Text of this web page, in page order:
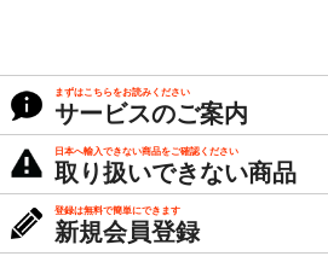
まずはこちらをお読みください
サービスのご案内
日本へ輸入できない商品をご確認ください
取り扱いできない商品
登録は無料で簡単にできます
新規会員登録